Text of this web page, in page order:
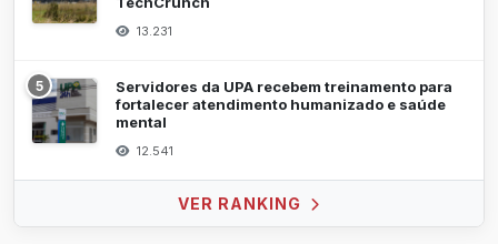
13.231
5
Servidores da UPA recebem treinamento para
fortalecer atendimento humanizado e saúde
mental
12.541
VER RANKING